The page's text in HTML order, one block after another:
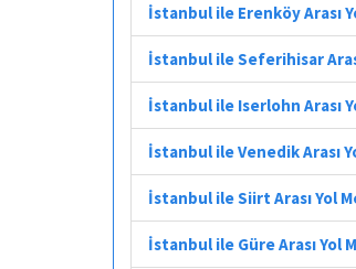
İstanbul ile Erenköy Arası
İstanbul ile Seferihisar
İstanbul ile Iserlohn Arası
İstanbul ile Venedik Arası
İstanbul ile Siirt Arası Yol
İstanbul ile Güre Arası Yol